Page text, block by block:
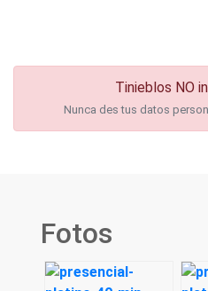
Tinieblos NO
Nunca des tus datos
Fotos